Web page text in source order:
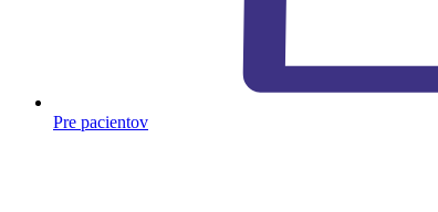
Pre pacientov